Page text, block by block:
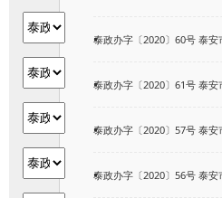
年泰
政办
字
泰政办字〔2020〕60号 泰
泰政办字〔2020〕61号 泰
泰政办字〔2020〕57号 泰
泰政办字〔2020〕56号 泰